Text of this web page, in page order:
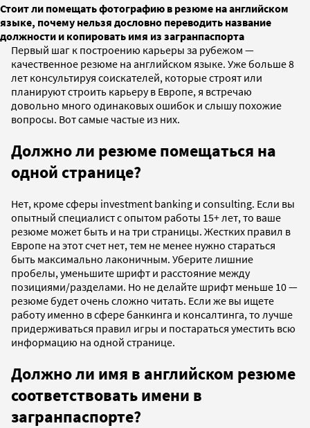
Стоит ли помещать фотографию в резюме на английском
языке, почему нельзя дословно переводить название
должности и копировать имя из загранпаспорта
Первый шаг к построению карьеры за рубежом —
качественное резюме на английском языке. Уже больше 8
лет консультируя соискателей, которые строят или
планируют строить карьеру в Европе, я встречаю
довольно много одинаковых ошибок и слышу похожие
вопросы. Вот самые частые из них.
Должно ли резюме помещаться на
одной странице?
Нет, кроме сферы investment banking и consulting. Если вы
опытный специалист с опытом работы 15+ лет, то ваше
резюме может быть и на три страницы. Жестких правил в
Европе на этот счет нет, тем не менее нужно стараться
быть максимально лаконичным. Уберите лишние
пробелы, уменьшите шрифт и расстояние между
позициями/разделами. Но не делайте шрифт меньше 10 —
резюме будет очень сложно читать. Если же вы ищете
работу именно в сфере банкинга и консалтинга, то лучше
придерживаться правил игры и постараться уместить всю
информацию на одной странице.
Должно ли имя в английском резюме
соответствовать имени в
загранпаспорте?